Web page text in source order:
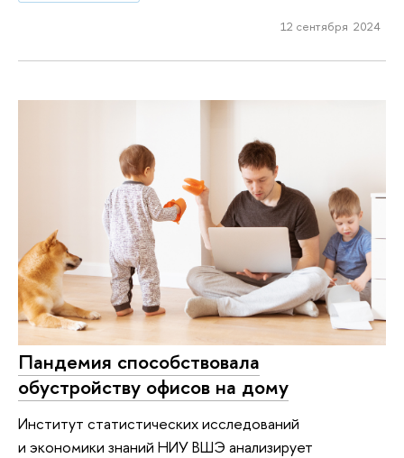
12 сентября 2024
Пандемия способствовала
обустройству офисов на дому
Институт статистических исследований
и экономики знаний НИУ ВШЭ анализирует